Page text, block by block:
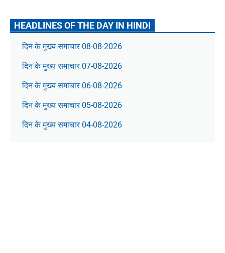
HEADLINES OF THE DAY IN HINDI
दिन के मुख्य समाचार 08-08-2026
दिन के मुख्य समाचार 07-08-2026
दिन के मुख्य समाचार 06-08-2026
दिन के मुख्य समाचार 05-08-2026
दिन के मुख्य समाचार 04-08-2026